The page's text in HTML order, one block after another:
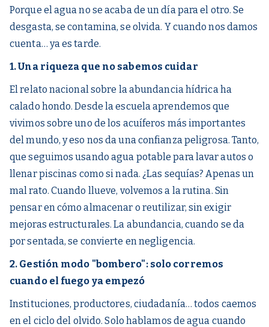
Porque el agua no se acaba de un día para el otro. Se
desgasta, se contamina, se olvida. Y cuando nos damos
cuenta… ya es tarde.
1. Una riqueza que no sabemos cuidar
El relato nacional sobre la abundancia hídrica ha
calado hondo. Desde la escuela aprendemos que
vivimos sobre uno de los acuíferos más importantes
del mundo, y eso nos da una confianza peligrosa. Tanto,
que seguimos usando agua potable para lavar autos o
llenar piscinas como si nada. ¿Las sequías? Apenas un
mal rato. Cuando llueve, volvemos a la rutina. Sin
pensar en cómo almacenar o reutilizar, sin exigir
mejoras estructurales. La abundancia, cuando se da
por sentada, se convierte en negligencia.
2. Gestión modo "bombero": solo corremos
cuando el fuego ya empezó
Instituciones, productores, ciudadanía… todos caemos
en el ciclo del olvido. Solo hablamos de agua cuando